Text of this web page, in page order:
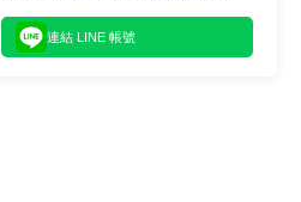
連結 LINE 帳號